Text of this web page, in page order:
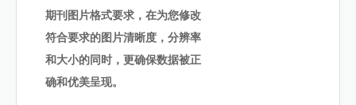
期刊图片格式要求，在为您修改
符合要求的图片清晰度，分辨率
和大小的同时，更确保数据被正
确和优美呈现。